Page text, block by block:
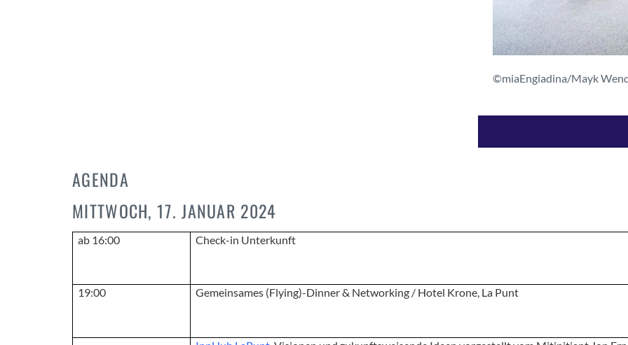
©miaEngiadina/Mayk
AGENDA
MITTWOCH, 17. JANUAR 2024
ab 16:00 Check-in Unterkunft
19:00 Gemeinsames (Flying)-Dinner & Networking / Hotel Krone, La Punt